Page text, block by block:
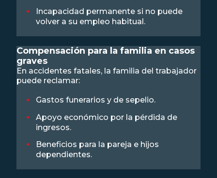
Incapacidad permanente si no puede
volver a su empleo habitual.
Compensación para la familia en casos
graves
En accidentes fatales, la familia del trabajador
puede reclamar:
Gastos funerarios y de sepelio.
Apoyo económico por la pérdida de
ingresos.
Beneficios para la pareja e hijos
dependientes.